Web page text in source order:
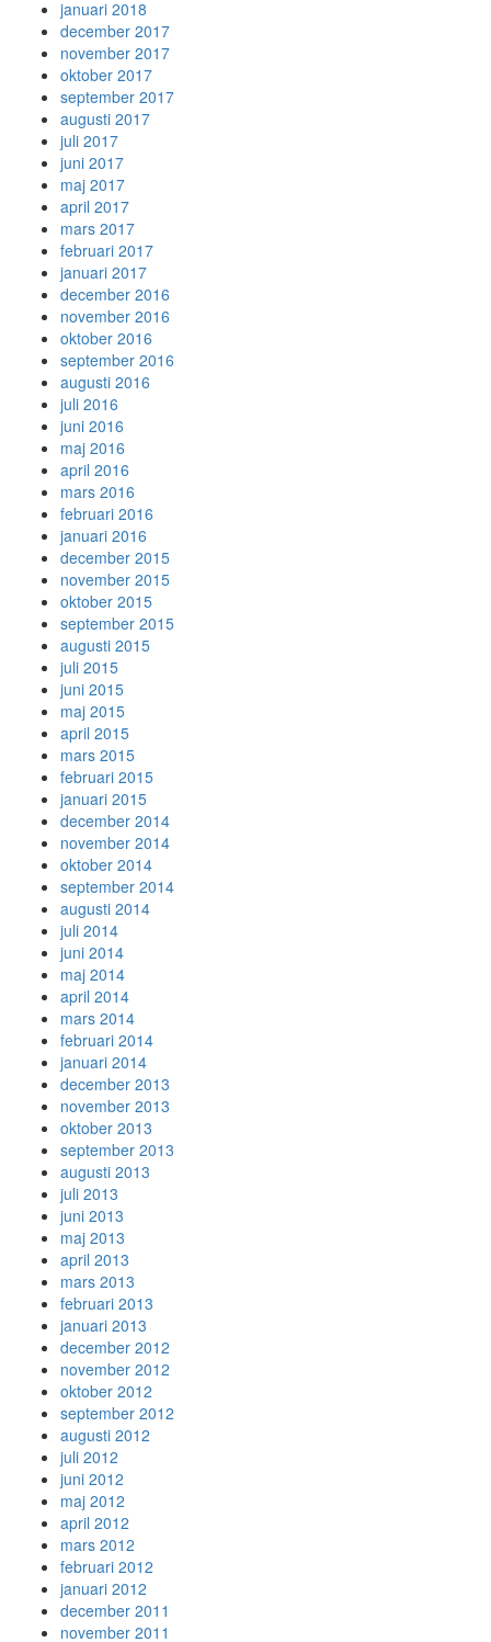
januari 2018
december 2017
november 2017
oktober 2017
september 2017
augusti 2017
juli 2017
juni 2017
maj 2017
april 2017
mars 2017
februari 2017
januari 2017
december 2016
november 2016
oktober 2016
september 2016
augusti 2016
juli 2016
juni 2016
maj 2016
april 2016
mars 2016
februari 2016
januari 2016
december 2015
november 2015
oktober 2015
september 2015
augusti 2015
juli 2015
juni 2015
maj 2015
april 2015
mars 2015
februari 2015
januari 2015
december 2014
november 2014
oktober 2014
september 2014
augusti 2014
juli 2014
juni 2014
maj 2014
april 2014
mars 2014
februari 2014
januari 2014
december 2013
november 2013
oktober 2013
september 2013
augusti 2013
juli 2013
juni 2013
maj 2013
april 2013
mars 2013
februari 2013
januari 2013
december 2012
november 2012
oktober 2012
september 2012
augusti 2012
juli 2012
juni 2012
maj 2012
april 2012
mars 2012
februari 2012
januari 2012
december 2011
november 2011